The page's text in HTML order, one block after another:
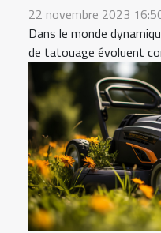
22 novembre 2023
Dans le monde
de tatouage évoluent